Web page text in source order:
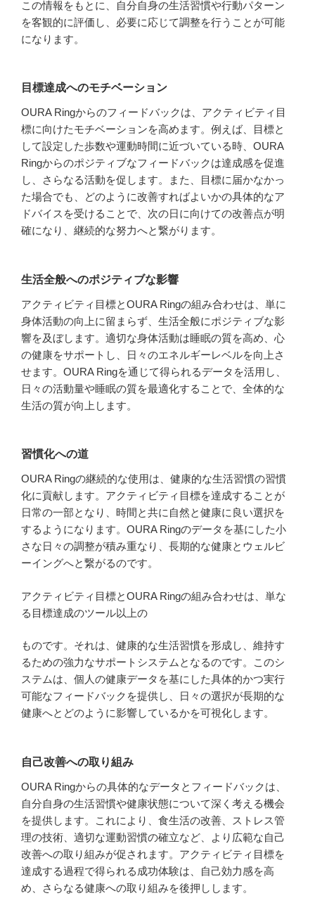
この情報をもとに、自分自身の生活習慣や行動パターン
を客観的に評価し、必要に応じて調整を行うことが可能
になります。
目標達成へのモチベーション
OURA Ringからのフィードバックは、アクティビティ目
標に向けたモチベーションを高めます。例えば、目標と
して設定した歩数や運動時間に近づいている時、OURA
Ringからのポジティブなフィードバックは達成感を促進
し、さらなる活動を促します。また、目標に届かなかっ
た場合でも、どのように改善すればよいかの具体的なア
ドバイスを受けることで、次の日に向けての改善点が明
確になり、継続的な努力へと繋がります。
生活全般へのポジティブな影響
アクティビティ目標とOURA Ringの組み合わせは、単に
身体活動の向上に留まらず、生活全般にポジティブな影
響を及ぼします。適切な身体活動は睡眠の質を高め、心
の健康をサポートし、日々のエネルギーレベルを向上さ
せます。OURA Ringを通じて得られるデータを活用し、
日々の活動量や睡眠の質を最適化することで、全体的な
生活の質が向上します。
習慣化への道
OURA Ringの継続的な使用は、健康的な生活習慣の習慣
化に貢献します。アクティビティ目標を達成することが
日常の一部となり、時間と共に自然と健康に良い選択を
するようになります。OURA Ringのデータを基にした小
さな日々の調整が積み重なり、長期的な健康とウェルビ
ーイングへと繋がるのです。
アクティビティ目標とOURA Ringの組み合わせは、単な
る目標達成のツール以上の
ものです。それは、健康的な生活習慣を形成し、維持す
るための強力なサポートシステムとなるのです。このシ
ステムは、個人の健康データを基にした具体的かつ実行
可能なフィードバックを提供し、日々の選択が長期的な
健康へとどのように影響しているかを可視化します。
自己改善への取り組み
OURA Ringからの具体的なデータとフィードバックは、
自分自身の生活習慣や健康状態について深く考える機会
を提供します。これにより、食生活の改善、ストレス管
理の技術、適切な運動習慣の確立など、より広範な自己
改善への取り組みが促されます。アクティビティ目標を
達成する過程で得られる成功体験は、自己効力感を高
め、さらなる健康への取り組みを後押しします。